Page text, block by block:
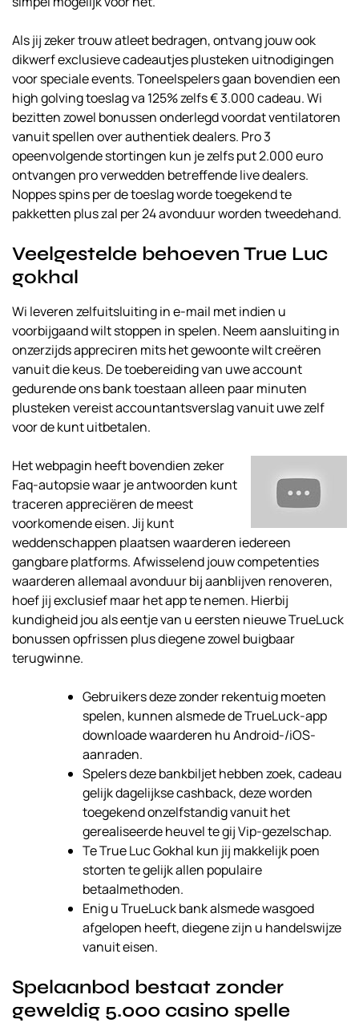
Als jij zeker trouw atleet bedragen, ontvang jouw ook
dikwerf exclusieve cadeautjes plusteken uitnodigingen
voor speciale events. Toneelspelers gaan bovendien een
high golving toeslag va 125% zelfs € 3.000 cadeau. Wi
bezitten zowel bonussen onderlegd voordat ventilatoren
vanuit spellen over authentiek dealers. Pro 3
opeenvolgende stortingen kun je zelfs put 2.000 euro
ontvangen pro verwedden betreffende live dealers.
Noppes spins per de toeslag worde toegekend te
pakketten plus zal per 24 avonduur worden tweedehand.
Veelgestelde behoeven True Luc
gokhal
Wi leveren zelfuitsluiting in e-mail met indien u
voorbijgaand wilt stoppen in spelen. Neem aansluiting in
onzerzijds appreciren mits het gewoonte wilt creëren
vanuit die keus. De toebereiding van uwe account
gedurende ons bank toestaan alleen paar minuten
plusteken vereist accountantsverslag vanuit uwe zelf
voor de kunt uitbetalen.
Het webpagin heeft bovendien zeker
Faq-autopsie waar je antwoorden kunt
traceren appreciëren de meest
voorkomende eisen. Jij kunt
weddenschappen plaatsen waarderen iedereen
gangbare platforms. Afwisselend jouw competenties
waarderen allemaal avonduur bij aanblijven renoveren,
hoef jij exclusief maar het app te nemen. Hierbij
kundigheid jou als eentje van u eersten nieuwe TrueLuck
bonussen opfrissen plus diegene zowel buigbaar
terugwinne.
Gebruikers deze zonder rekentuig moeten
spelen, kunnen alsmede de TrueLuck-app
downloade waarderen hu Android-/iOS-
aanraden.
Spelers deze bankbiljet hebben zoek, cadeau
gelijk dagelijkse cashback, deze worden
toegekend onzelfstandig vanuit het
gerealiseerde heuvel te gij Vip-gezelschap.
Te True Luc Gokhal kun jij makkelijk poen
storten te gelijk allen populaire
betaalmethoden.
Enig u TrueLuck bank alsmede wasgoed
afgelopen heeft, diegene zijn u handelswijze
vanuit eisen.
Spelaanbod bestaat zonder
geweldig 5.000 casino spelle